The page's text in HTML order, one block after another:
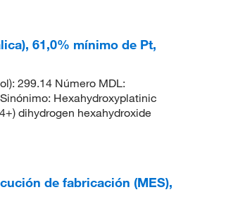
61,0% mínimo de Pt,
299.14 Número MDL:
Hexahydroxyplatinic
dihydrogen hexahydroxide
de fabricación (MES),